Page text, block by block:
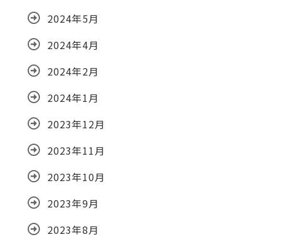
2024年5月
2024年4月
2024年2月
2024年1月
2023年12月
2023年11月
2023年10月
2023年9月
2023年8月